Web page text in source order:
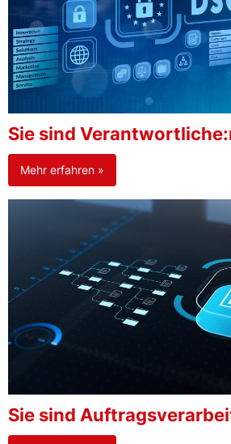
Sie sind
Mehr erfahren »
Sie sind